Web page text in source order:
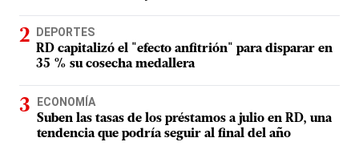
DEPORTES
RD capitalizó el "efecto anfitrión" para disparar en
35 % su cosecha medallera
ECONOMÍA
Suben las tasas de los préstamos a julio en RD, una
tendencia que podría seguir al final del año